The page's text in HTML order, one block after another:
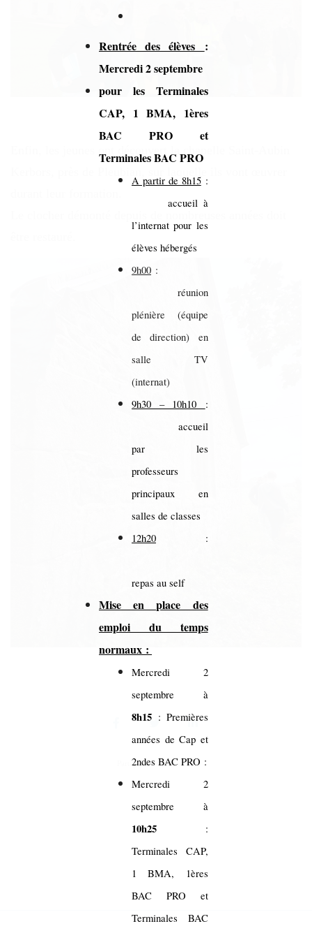
Rentrée des élèves :
Mercredi 2 septembre
pour les Terminales
CAP, 1 BMA, 1ères
BAC PRO et
Terminales BAC PRO
A partir de 8h15:
accueil à
l’internat pour les
élèves hébergés
9h00 :
réunion
plénière (équipe
de direction) en
salle TV
(internat)
9h30 – 10h10 :
accueil
par les
professeurs
principaux en
salles de classes
12h20 :
repas au self
Mise en place des
emploi du temps
normaux :
Mercredi 2
septembre à
8h15 : Premières
années de Cap et
2ndes BAC PRO :
Mercredi 2
septembre à
10h25 :
Terminales CAP,
1 BMA, 1ères
BAC PRO et
Terminales BAC
Partager sur vos réseaux